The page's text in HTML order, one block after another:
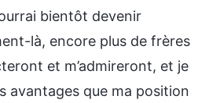
bientôt devenir
là, encore plus de frères
et m’admireront, et je
avantages que ma position